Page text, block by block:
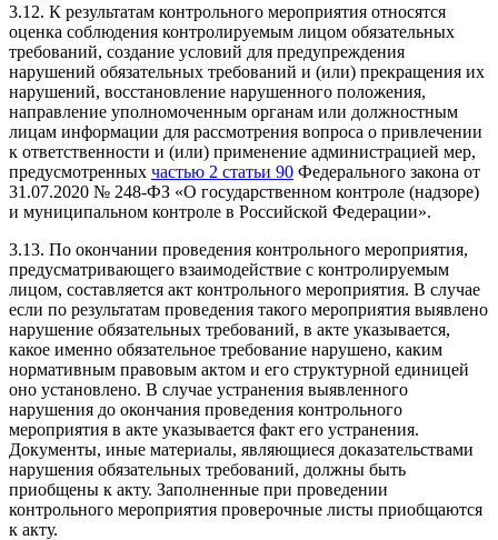
3.12. К результатам контрольного мероприятия относятся
оценка соблюдения контролируемым лицом обязательных
требований, создание условий для предупреждения
нарушений обязательных требований и (или) прекращения их
нарушений, восстановление нарушенного положения,
направление уполномоченным органам или должностным
лицам информации для рассмотрения вопроса о привлечении
к ответственности и (или) применение администрацией мер,
предусмотренных частью 2 статьи 90 Федерального закона от
31.07.2020 № 248-ФЗ «О государственном контроле (надзоре)
и муниципальном контроле в Российской Федерации».
3.13. По окончании проведения контрольного мероприятия,
предусматривающего взаимодействие с контролируемым
лицом, составляется акт контрольного мероприятия. В случае
если по результатам проведения такого мероприятия выявлено
нарушение обязательных требований, в акте указывается,
какое именно обязательное требование нарушено, каким
нормативным правовым актом и его структурной единицей
оно установлено. В случае устранения выявленного
нарушения до окончания проведения контрольного
мероприятия в акте указывается факт его устранения.
Документы, иные материалы, являющиеся доказательствами
нарушения обязательных требований, должны быть
приобщены к акту. Заполненные при проведении
контрольного мероприятия проверочные листы приобщаются
к акту.